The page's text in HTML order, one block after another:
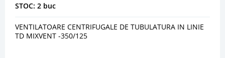
STOC: 2 buc
VENTILATOARE CENTRIFUGALE DE TUBULATURA IN LINIE
TD MIXVENT -350/125